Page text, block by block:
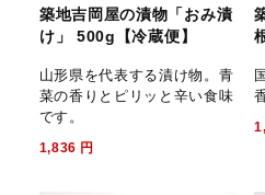
築地吉岡屋の漬物「おみ漬
け」 500g【冷蔵便】
山形県を代表する漬け物。青
菜の香りとピリッと辛い食味
です。
1,836 円